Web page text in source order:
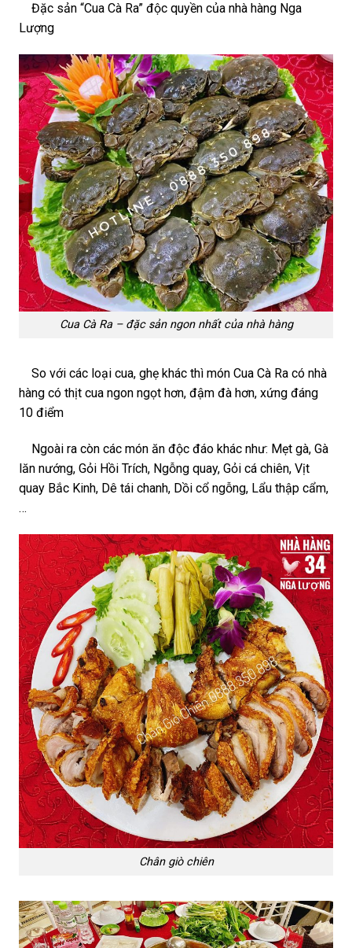
Đặc sản “Cua Cà Ra” độc quyền của nhà hàng Nga
Lượng
Cua Cà Ra – đặc sản ngon nhất của nhà hàng
So với các loại cua, ghẹ khác thì món Cua Cà Ra có nhà
hàng có thịt cua ngon ngọt hơn, đậm đà hơn, xứng đáng
10 điểm
Ngoài ra còn các món ăn độc đáo khác như: Mẹt gà, Gà
lăn nướng, Gỏi Hồi Trích, Ngỗng quay, Gỏi cá chiên, Vịt
quay Bắc Kinh, Dê tái chanh, Dồi cổ ngỗng, Lẩu thập cẩm,
…
Chân giò chiên